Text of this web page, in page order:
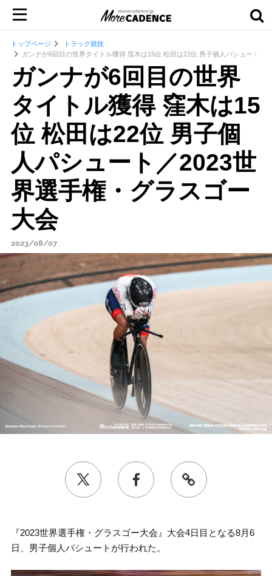
トップページ
トラック競技
ガンナが6回目の世界タイトル獲得 窪木は15位 松田は22位 男子個人パシュート／
ガンナが6回目の世界
タイトル獲得 窪木は15
位 松田は22位 男子個
人パシュート／2023世
界選手権・グラスゴー
大会
2023/08/07
『2023世界選手権・グラスゴー大会』大会4日目となる8月6
日、男子個人パシュートが行われた。